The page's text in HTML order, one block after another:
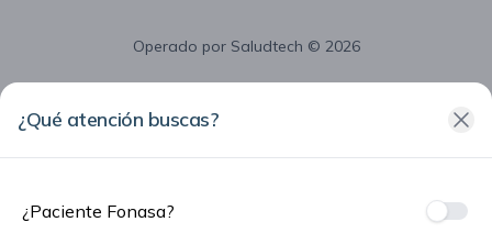
¿Qué atención buscas?
¿Paciente Fonasa?
Operado por Saludtech © 2026